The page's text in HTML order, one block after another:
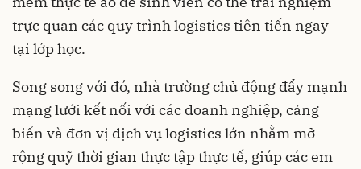
trực quan các quy trình logistics tiên tiến ngay
tại lớp học.
Song song với đó, nhà trường chủ động đẩy mạnh
mạng lưới kết nối với các doanh nghiệp, cảng
biển và đơn vị dịch vụ logistics lớn nhằm mở
rộng quỹ thời gian thực tập thực tế, giúp các em